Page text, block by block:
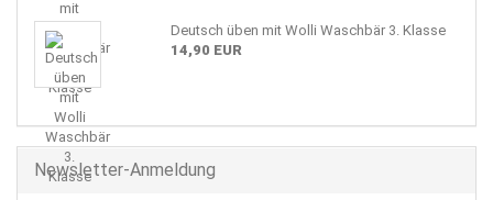
Deutsch üben mit Wolli Waschbär 3. Klasse
14,90 EUR
Newsletter-Anmeldung